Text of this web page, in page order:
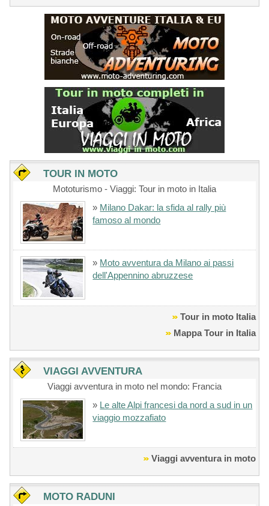
TOUR IN MOTO
Mototurismo - Viaggi: Tour in moto in Italia
» Milano Dakar: la sfida al rally più
famoso al mondo
» Moto avventura da Milano ai passi
dell'Appennino abruzzese
Tour in moto Italia
Mappa Tour in Italia
VIAGGI AVVENTURA
Viaggi avventura in moto nel mondo: Francia
» Le alte Alpi francesi da nord a sud in un
viaggio mozzafiato
Viaggi avventura in moto
MOTO RADUNI